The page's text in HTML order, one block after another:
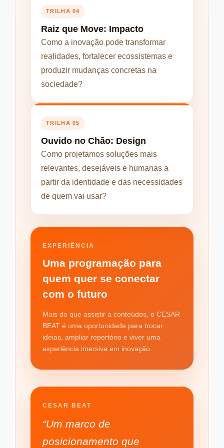
TRILHA 04
Raiz que Move: Impacto
Como a inovação pode transformar
realidades, fortalecer ecossistemas e
produzir mudanças concretas na
sociedade?
TRILHA 05
Ouvido no Chão: Design
Como projetamos soluções mais
relevantes, desejáveis e humanas a
partir da identidade e das necessidades
de quem vai usar?
EXPERIÊNCIA
Uma programação para
quem quer se conectar
com o futuro
Mais do que assistir a conteúdos, o CESAR
BEAT é uma oportunidade para trocar
ideias, ampliar repertório e viver uma
experiência imersiva em inovação.
CESAR BEAT
“Um marco de
posicionamento que